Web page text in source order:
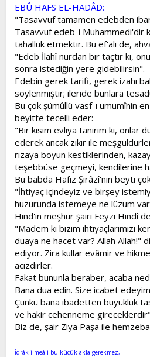
EBÛ HAFS EL-HADÂD:
"Tasavvuf tamamen edebden
Tasavvuf edeb-i Muhammedi'dir
tahallük etmektir. Bu ef'ali de,
"Edeb İlahî nurdan bir taçtır ki,
sonra istediğin yere gidebilirsin".
Edebin gerek tarifi, gerek izahı
söylenmiştir; ileride bunlara
Bu çok şümûllü vasf-ı umumînin
beyitte tecelli eder:
"Bir kısım evliya tanırım ki, onlar
ederek ancak zikir ile
rızaya boyun kestiklerinden,
teşebbüse geçmeyi, kendilerine
Bu babda Hafız Şirâzî'nin beyti
"İhtiyaç içindeyiz ve birşey
huzurunda istemeye ne lüzum
Hind'in meşhur şairi Feyzi Hindî
"Madem ki bizim ihtiyaçlarımızı
duaya ne hacet var? Allah Allah!"
ediyor. Zira kullar evâmir ve
acizdirler.
Fakat bununla beraber, acaba
Bana dua edin. Size icabet
Çünkü bana ibadetten büyüklük
ve hakir cehenneme
Biz de, şair Ziya Paşa ile
İdrâk-i meâli bu küçük akla gerekmez,